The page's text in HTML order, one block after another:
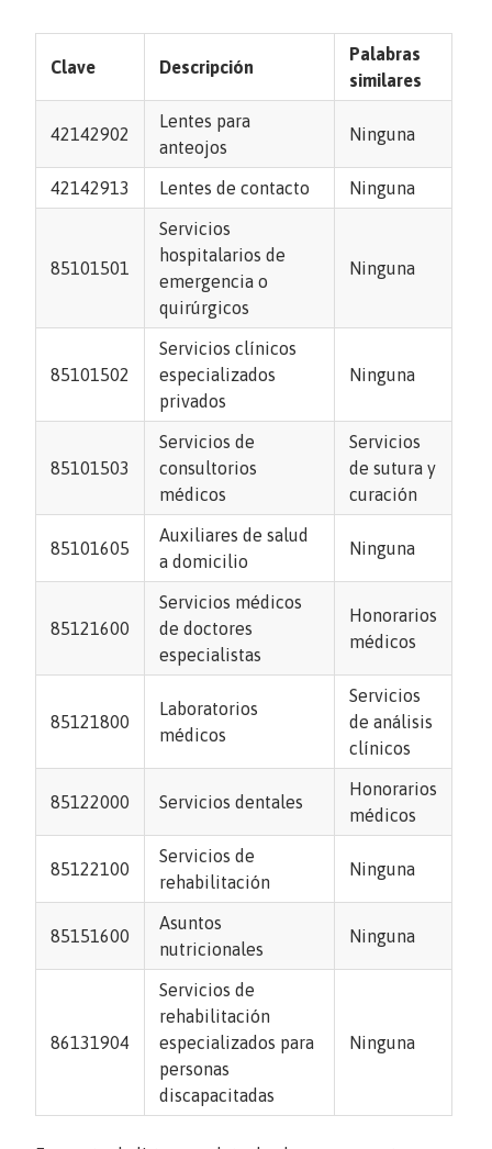
Clave Descripción
Palabras
similares
42142902
Lentes para
anteojos
Ninguna
42142913 Lentes de contacto Ninguna
85101501
Servicios
hospitalarios de
emergencia o
quirúrgicos
Ninguna
85101502
Servicios clínicos
especializados
privados
Ninguna
85101503
Servicios de
consultorios
médicos
Servicios
de sutura y
curación
85101605
Auxiliares de salud
a domicilio
Ninguna
85121600
Servicios médicos
de doctores
especialistas
Honorarios
médicos
85121800
Laboratorios
médicos
Servicios
de análisis
clínicos
85122000 Servicios dentales
Honorarios
médicos
85122100
Servicios de
rehabilitación
Ninguna
85151600
Asuntos
nutricionales
Ninguna
86131904
Servicios de
rehabilitación
especializados para
personas
discapacitadas
Ninguna